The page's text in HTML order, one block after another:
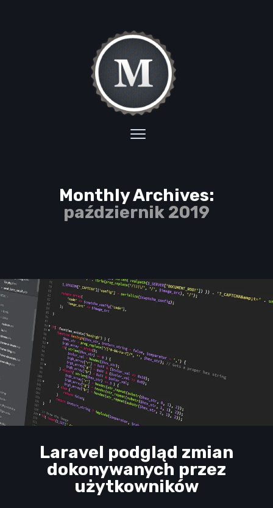
Monthly Archives:
październik 2019
Laravel podgląd zmian
dokonywanych przez
użytkowników